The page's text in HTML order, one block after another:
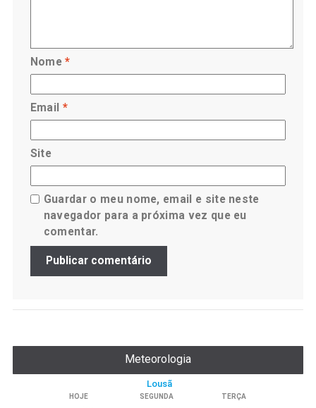
Nome*
Email *
Site
Guardar o meu nome, email e site neste
navegador para a próxima vez que eu
comentar.
Meteorologia